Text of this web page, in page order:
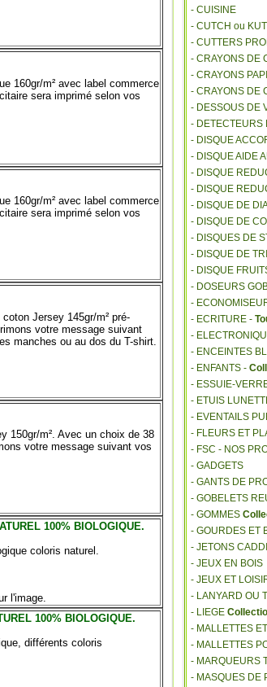
160gr/m² avec label commerce
sera imprimé selon vos
160gr/m² avec label commerce
sera imprimé selon vos
Jersey 145gr/m² pré-
votre message suivant
manches ou au dos du T-shirt.
150gr/m². Avec un choix de 38
votre message suivant vos
100% BIOLOGIQUE.
coloris naturel.
l'image.
100% BIOLOGIQUE.
différents coloris
- CUISINE
- CUTCH ou
- CUTTERS
- CRAYONS DE
- CRAYONS
- CRAYONS DE
- DESSOUS DE
- DETECTEURS
- DISQUE
- DISQUE AIDE
- DISQUE
- DISQUE
- DISQUE DE
- DISQUE DE
- DISQUES DE
- DISQUE DE
- DISQUE
- DOSEURS
-
- ECRITURE -
-
- ENCEINTES
- ENFANTS -
- ESSUIE-
- ETUIS
- EVENTAILS
- FLEURS ET
- FSC - NOS
- GADGETS
- GANTS DE
- GOBELETS
- GOMMES
- GOURDES ET
- JETONS
- JEUX EN BOIS
- JEUX ET
- LANYARD OU
- LIEGE
- MALLETTES
- MALLETTES
- MARQUEURS
- MASQUES DE